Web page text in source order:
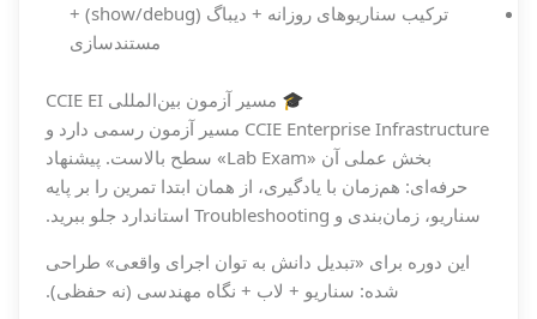
ترکیب سناریوهای روزانه + دیباگ (show/debug) +
مستندسازی
🎓 مسیر آزمون بین‌المللی CCIE EI
CCIE Enterprise Infrastructure مسیر آزمون رسمی دارد و
بخش عملی آن «Lab Exam» سطح بالاست. پیشنهاد
حرفه‌ای: هم‌زمان با یادگیری، از همان ابتدا تمرین را بر پایه
سناریو، زمان‌بندی و Troubleshooting استاندارد جلو ببرید.
این دوره برای «تبدیل دانش به توان اجرای واقعی» طراحی
شده: سناریو + لاب + نگاه مهندسی (نه حفظی).